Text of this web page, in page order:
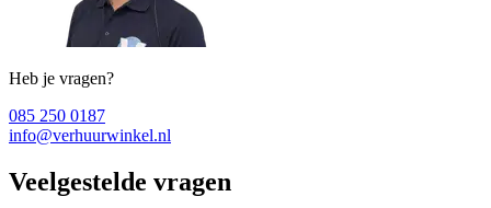
Heb je vragen?
085 250 0187
info@verhuurwinkel.nl
Veelgestelde vragen